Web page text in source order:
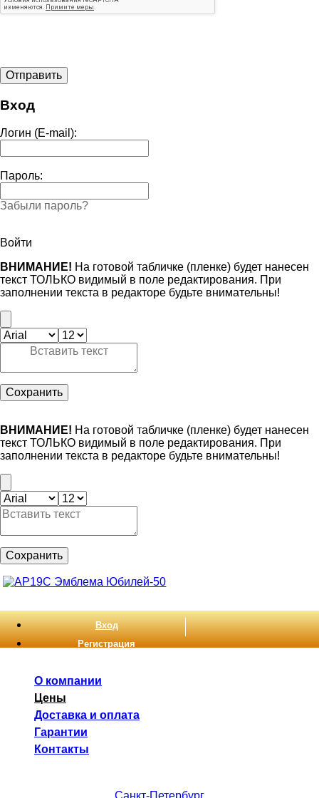
Вход
Логин (E-mail):
Пароль:
Забыли пароль?
Войти
ВНИМАНИЕ! На готовой табличке (пленке) будет нанесен
текст ТОЛЬКО видимый в поле редактирования. При
заполнении текста в редакторе будьте внимательны!
Сохранить
ВНИМАНИЕ! На готовой табличке (пленке) будет нанесен
текст ТОЛЬКО видимый в поле редактирования. При
заполнении текста в редакторе будьте внимательны!
Сохранить
Вход
Регистрация
О компании
Цены
Доставка и оплата
Гарантии
Контакты
Санкт-Петербург